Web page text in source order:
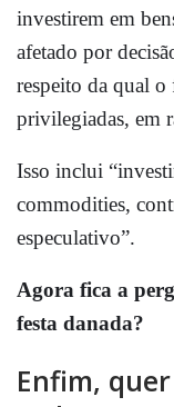
investirem em
afetado por
respeito da qual
privilegiadas, em
Isso inclui
commodities,
especulativo”.
Agora fica a
festa danada?
Enfim,